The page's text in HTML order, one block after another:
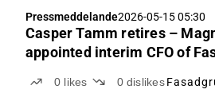
tecken på stabiliserande
utförandet av den brittiska
Pressmeddelande2026-05-15 05:30
Casper Tamm retires –
appointed interim CFO of
0 likes 0 dislikes